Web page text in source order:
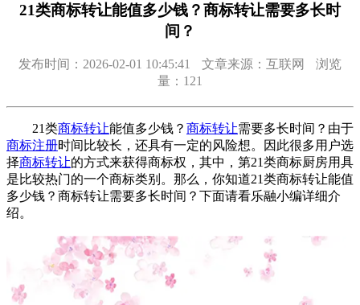
21类商标转让能值多少钱？商标转让需要多长时
间？
发布时间：2026-02-01 10:45:41 文章来源：互联网
浏览
量：121
21类商标转让能值多少钱？ 商标转让需要多长时间？由于
商标注册时间比较长，还具有一定的风险想。因此很多用户选
择商标转让的方式来获得商标权，其中，第21类商标厨房用具
是比较热门的一个商标类别。那么，你知道21类商标转让能值
多少钱？商标转让需要多长时间？下面请看乐融小编详细介
绍。